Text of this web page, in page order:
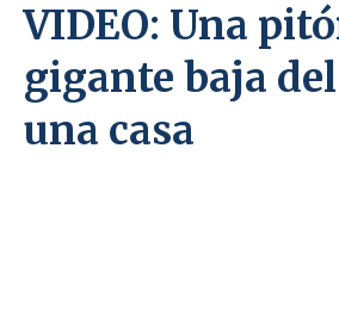
VIDEO: Una
gigante baja
una casa